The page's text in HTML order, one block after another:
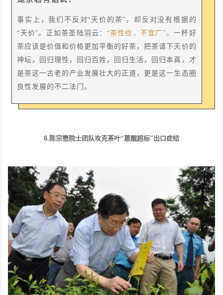
事实上，我们不反对“天价的茶”，却反对没有根据的
“天价”。 正如茶圣陆羽云： “茶性俭，不宜广”。一杯好
茶应该是价值和价格更加平衡的好茶，把茶请下天价的
神坛，回归理性，回归百姓，回归生活，回归本真，才
是茶这一古老的产业发展壮大的正道，更是这一生态圈
良性发展的不二法门。
6.陈宗懋院士团队攻克茶叶“蒽醌超标”出口症结